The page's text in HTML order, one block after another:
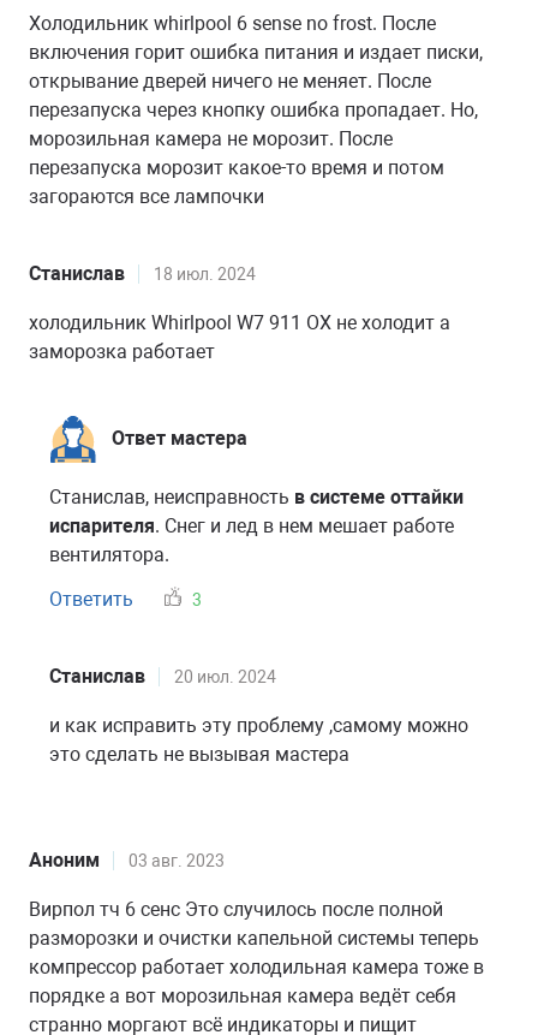
Холодильник whirlpool 6 sense no frost. После
включения горит ошибка питания и издает писки,
открывание дверей ничего не меняет. После
перезапуска через кнопку ошибка пропадает. Но,
морозильная камера не морозит. После
перезапуска морозит какое-то время и потом
загораются все лампочки
Станислав 18 июл. 2024
холодильник Whirlpool W7 911 OX не холодит а
заморозка работает
Ответ мастера
Станислав, неисправность в системе оттайки
испарителя. Снег и лед в нем мешает работе
вентилятора.
Ответить
3
Станислав 20 июл. 2024
и как исправить эту проблему ,самому можно
это сделать не вызывая мастера
Аноним 03 авг. 2023
Вирпол тч 6 сенс Это случилось после полной
разморозки и очистки капельной системы теперь
компрессор работает холодильная камера тоже в
порядке а вот морозильная камера ведёт себя
странно моргают всё индикаторы и пищит